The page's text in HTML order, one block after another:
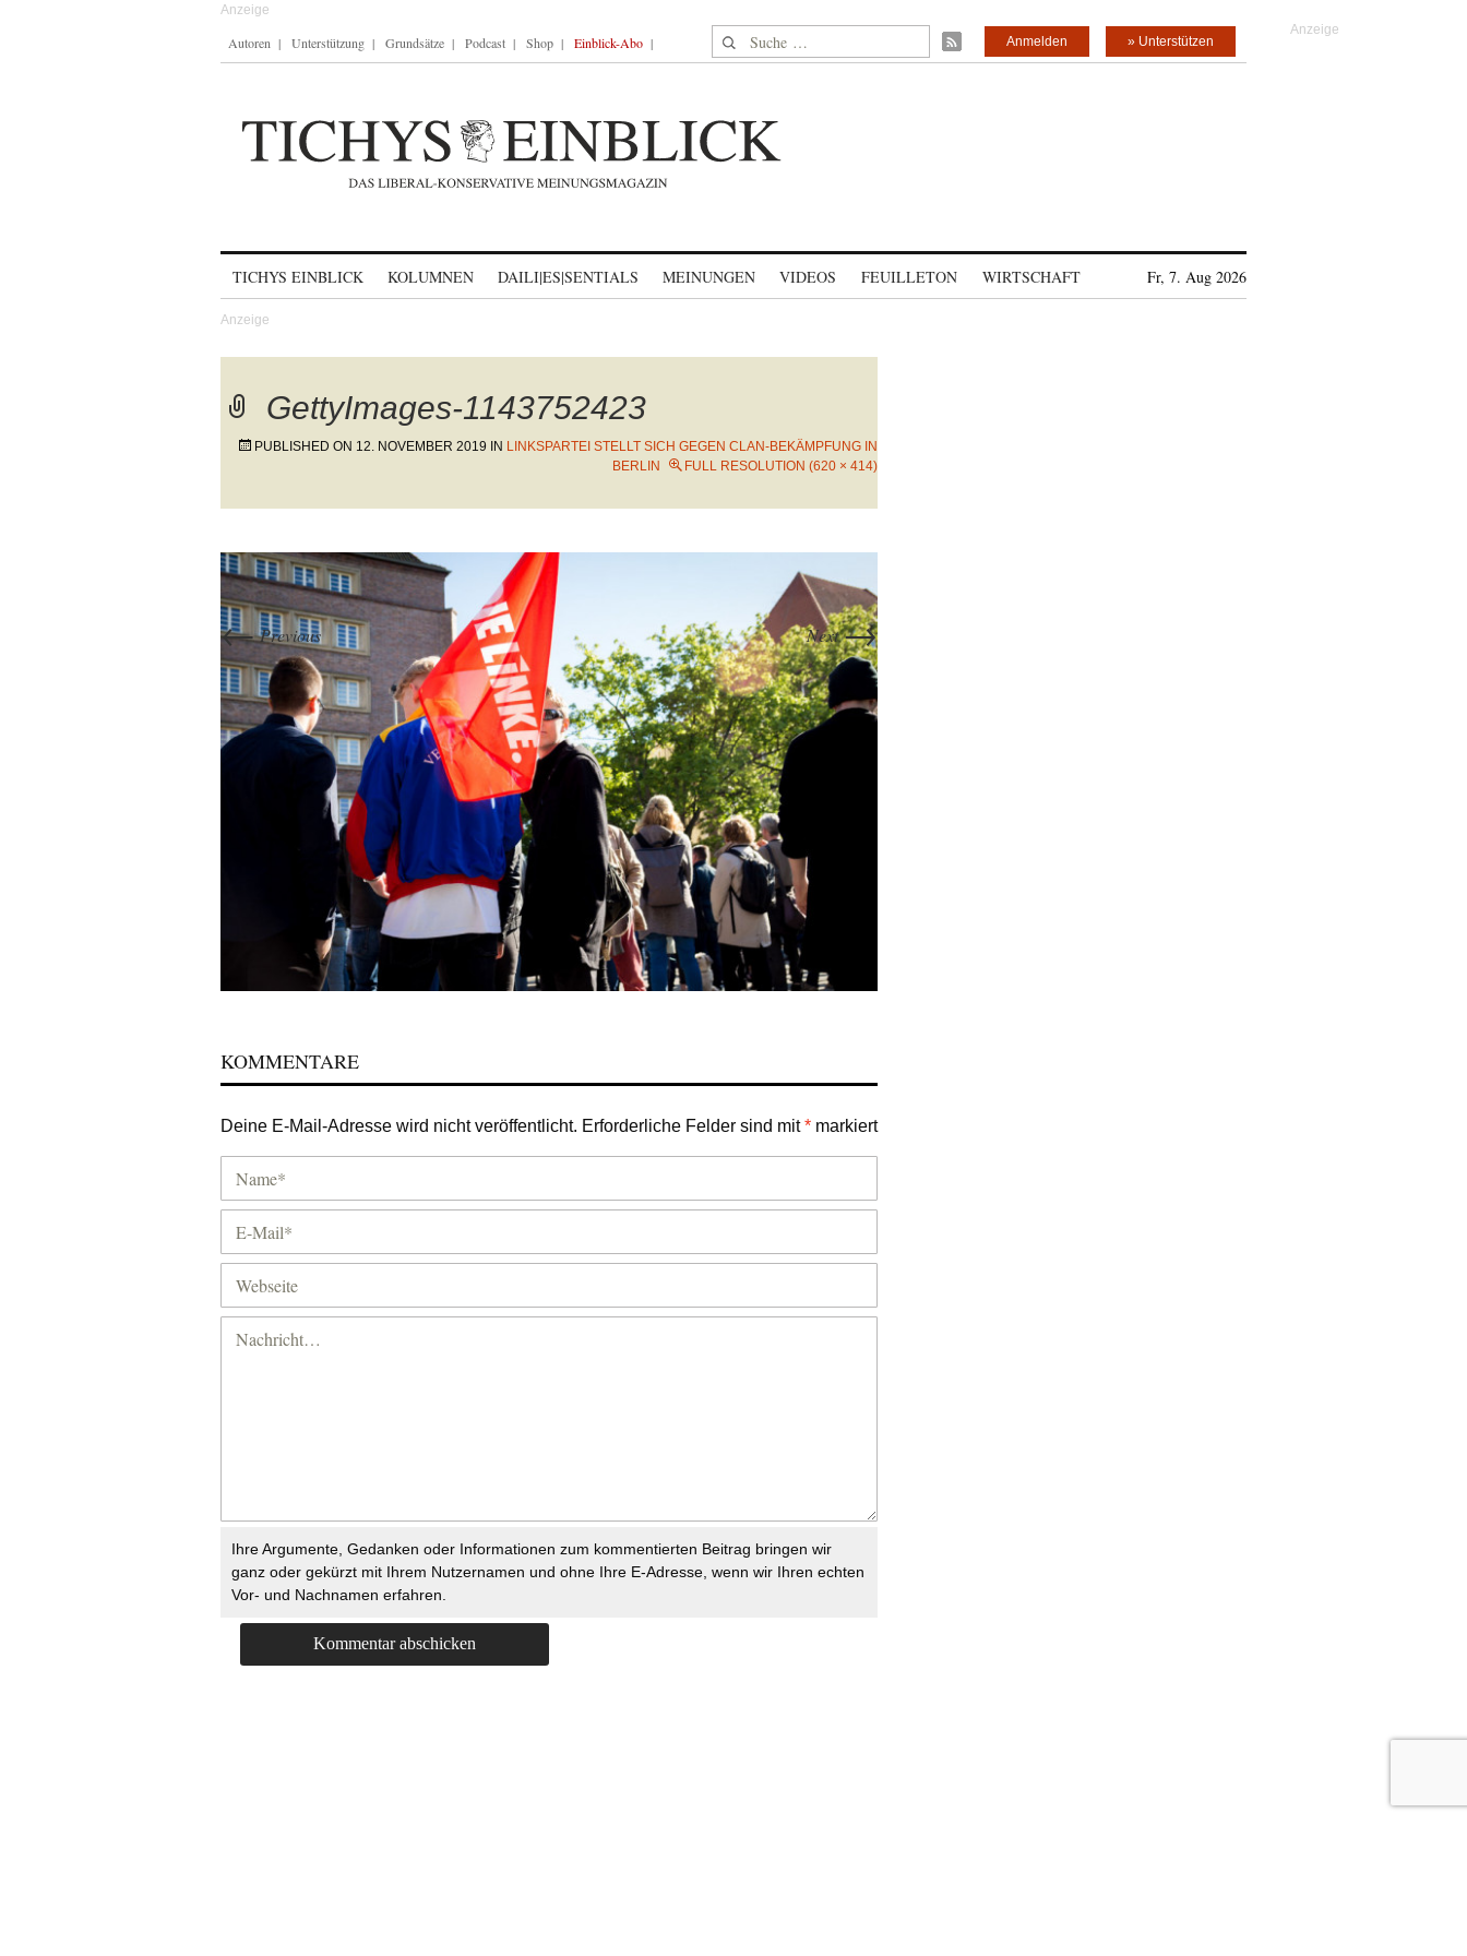
Autoren Unterstützung Grundsätze Podcast Shop Einblick-Abo Suche nach: » Unterstützen
Anmelden
TICHYS EINBLICK KOLUMNEN DAILI|ES|SENTIALS MEINUNGEN VIDEOS FEUILLETON WIRTSCHAFT Fr, 7. Aug 2026
GettyImages-1143752423
PUBLISHED ON 12. NOVEMBER 2019 IN LINKSPARTEI STELLT SICH GEGEN CLAN-BEKÄMPFUNG IN
BERLIN
FULL RESOLUTION (620 × 414)
←Previous Next→
KOMMENTARE
Deine E-Mail-Adresse wird nicht veröffentlicht. Erforderliche Felder sind mit* markiert
Ihre Argumente, Gedanken oder Informationen zum kommentierten Beitrag bringen wir
ganz oder gekürzt mit Ihrem Nutzernamen und ohne Ihre E-Adresse, wenn wir Ihren echten
Vor- und Nachnamen erfahren.